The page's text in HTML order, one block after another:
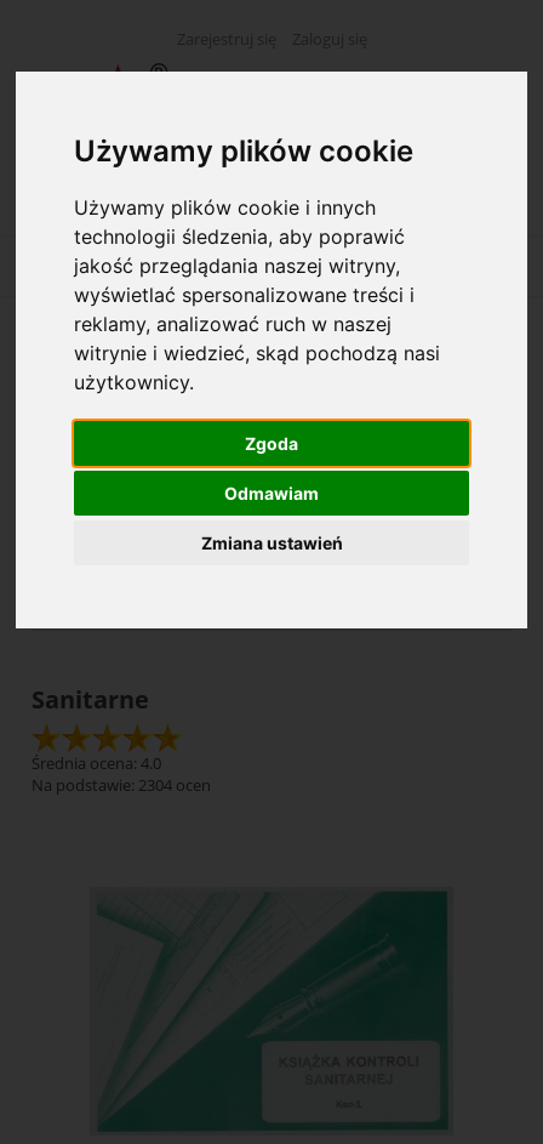
Używamy plików cookie
Używamy plików cookie i innych
technologii śledzenia, aby poprawić
jakość przeglądania naszej witryny,
wyświetlać spersonalizowane treści i
reklamy, analizować ruch w naszej
witrynie i wiedzieć, skąd pochodzą nasi
użytkownicy.
Zgoda
Odmawiam
Zmiana ustawień
Opcje przeglądania
Kategorie: Sanitarne
Producent: (wybierz)
Dostępność: (wybierz)
Sanitarne
Średnia ocena: 4.0
Na podstawie: 2304 ocen